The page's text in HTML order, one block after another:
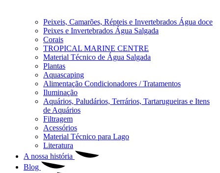
Peixeis, Camarões, Répteis e Invertebrados Água doce
Peixes e Invertebrados Água Salgada
Corais
TROPICAL MARINE CENTRE
Material Técnico de Água Salgada
Plantas
Aquascaping
Alimentação Condicionadores / Tratamentos
Iluminação
Aquários, Paludários, Terrários, Tartarugueiras e Itens
de Aquários
Filtragem
Acessórios
Material Técnico para Lago
Literatura
A nossa história
Blog